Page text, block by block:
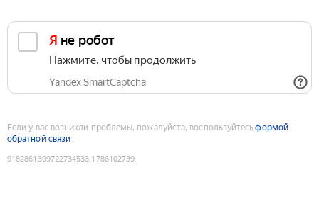
Я не робот
Нажмите, чтобы продолжить
Yandex SmartCaptcha
Если у вас возникли проблемы, пожалуйста, воспользуйтесьформой
обратной связи
9182861399722734533:1786102739